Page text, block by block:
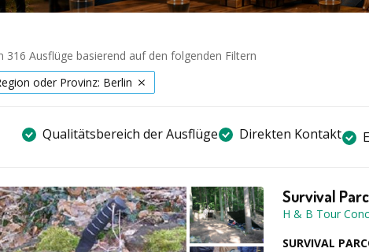
316 Ausflüge basierend auf den folgenden Filtern
oder Provinz: Berlin
Qualitätsbereich der Ausflüge Direkten Kontakt
Survival
H & B Tour
SURVIVAL